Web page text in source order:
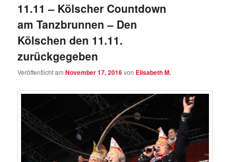
11.11 – Kölscher Countdown
am Tanzbrunnen – Den
Kölschen den 11.11.
zurückgegeben
Veröffentlicht amNovember 17, 2016von Elisabeth M.